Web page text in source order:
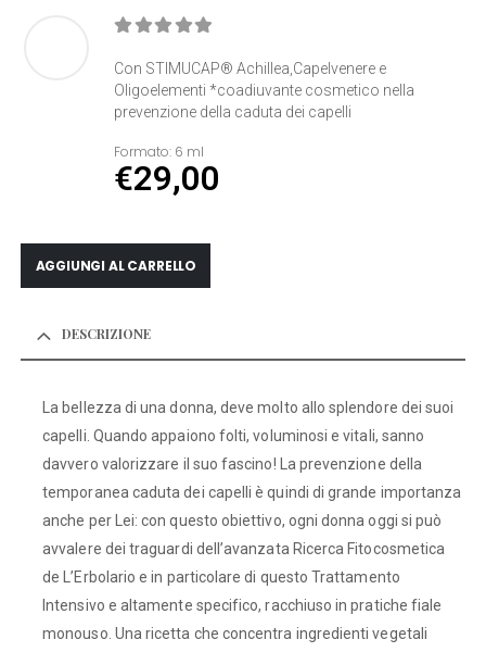
Con STIMUCAP® Achillea,Capelvenere e
Oligoelementi *coadiuvante cosmetico nella
prevenzione della caduta dei capelli
Formato: 6 ml
€29,00
AGGIUNGI AL CARRELLO
DESCRIZIONE
La bellezza di una donna, deve molto allo splendore dei suoi
capelli. Quando appaiono folti, voluminosi e vitali, sanno
davvero valorizzare il suo fascino! La prevenzione della
temporanea caduta dei capelli è quindi di grande importanza
anche per Lei: con questo obiettivo, ogni donna oggi si può
avvalere dei traguardi dell’avanzata Ricerca Fitocosmetica
de L’Erbolario e in particolare di questo Trattamento
Intensivo e altamente specifico, racchiuso in pratiche fiale
monouso. Una ricetta che concentra ingredienti vegetali